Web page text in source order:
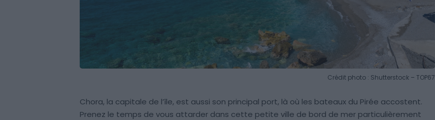
Crédit photo : Shutterstock – TOP67
Chora, la capitale de l’île, est aussi son principal port, là où les bateaux du Pirée accostent.
Prenez le temps de vous attarder dans cette petite ville de bord de mer particulièrement